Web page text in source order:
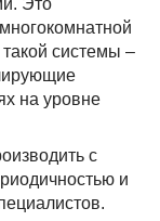
системы –
на уровне
с
и